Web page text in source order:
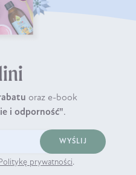
oraz e-book
i odporność".
WYŚLIJ
prywatności.